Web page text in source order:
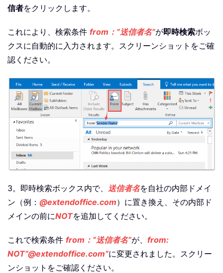
信者をクリックします。
これにより、検索条件 from：”送信者名”が即時検索ボッ
クスに自動的に入力されます。スクリーンショットをご確
認ください。
3。即時検索ボックス内で、 送信者名を自社の内部ドメイ
ン（例： @extendoffice.com）に置き換え、その内部ド
メインの前にNOTを追加してください。
これで検索条件 from：”送信者名”が、 from:
NOT”@extendoffice.com”に変更されました。スクリー
ンショットをご確認ください。